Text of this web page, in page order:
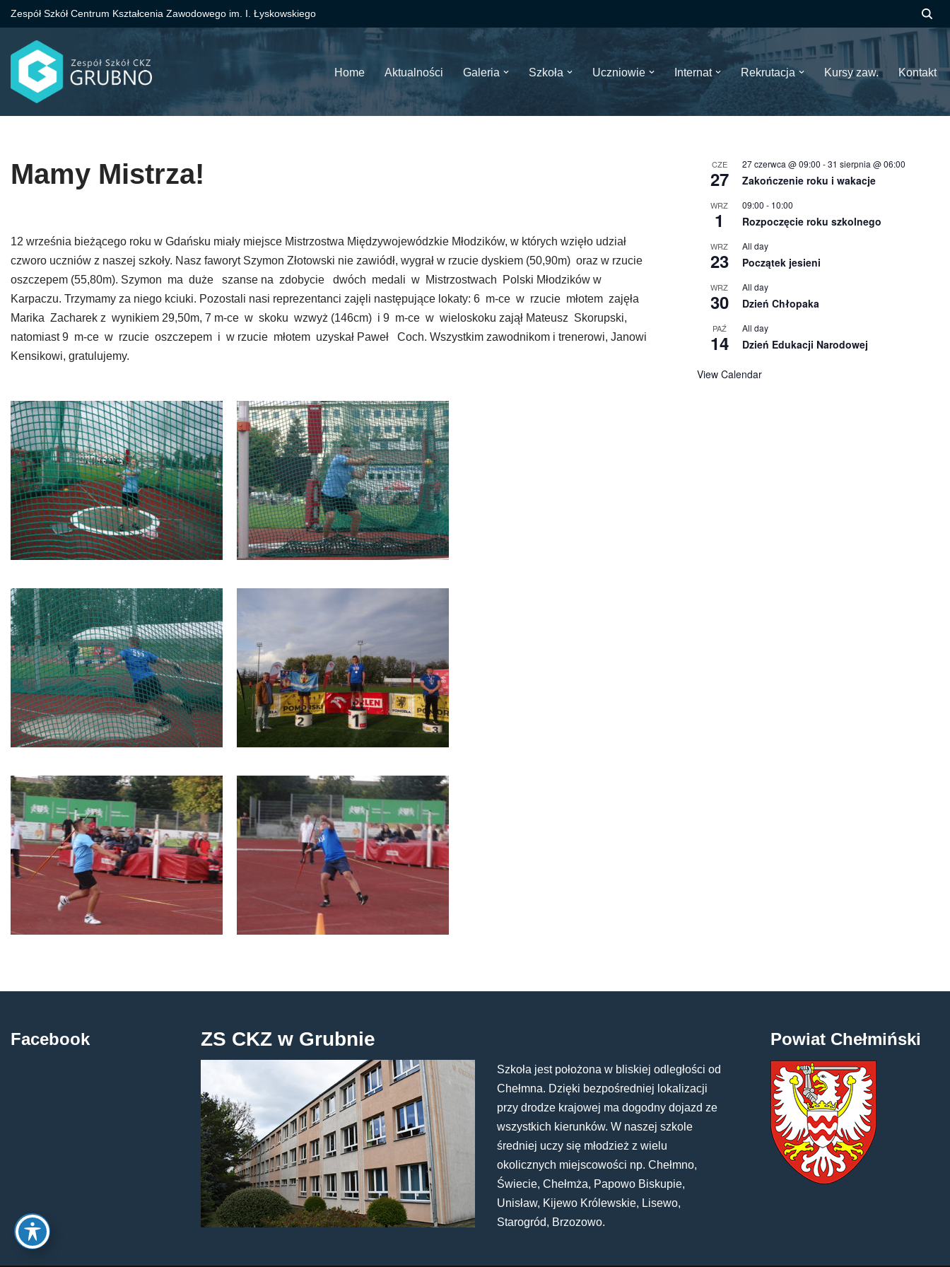
Przejdź
do
treści
Zespół Szkół Centrum Kształcenia Zawodowego im. I. Łyskowskiego
Home Aktualności Galeria Szkoła Uczniowie Internat Rekrutacja Kursy zaw. Kontakt
Mamy Mistrza!
12 września bieżącego roku w Gdańsku miały miejsce Mistrzostwa Międzywojewódzkie Młodzików, w których wzięło udział
czworo uczniów z naszej szkoły. Nasz faworyt Szymon Złotowski nie zawiódł, wygrał w rzucie dyskiem (50,90m) oraz w rzucie
oszczepem (55,80m). Szymon ma duże szanse na zdobycie dwóch medali w Mistrzostwach Polski Młodzików w
Karpaczu. Trzymamy za niego kciuki. Pozostali nasi reprezentanci zajęli następujące lokaty: 6 m-ce w rzucie młotem zajęła
Marika Zacharek z wynikiem 29,50m, 7 m-ce w skoku wzwyż (146cm) i 9 m-ce w wieloskoku zajął Mateusz Skorupski,
natomiast 9 m-ce w rzucie oszczepem i w rzucie młotem uzyskał Paweł Coch. Wszystkim zawodnikom i trenerowi, Janowi
Kensikowi, gratulujemy.
CZE
27
27 czerwca @ 09:00 -31 sierpnia @ 06:00
Zakończenie roku i wakacje
WRZ
1
09:00 - 10:00
Rozpoczęcie roku szkolnego
WRZ
23
All day
Początek jesieni
WRZ
30
All day
Dzień Chłopaka
PAŹ
14
All day
Dzień Edukacji Narodowej
View Calendar
Facebook ZS CKZ w Grubnie
Szkoła jest położona w bliskiej odległości od
Chełmna. Dzięki bezpośredniej lokalizacji
przy drodze krajowej ma dogodny dojazd ze
wszystkich kierunków. W naszej szkole
średniej uczy się młodzież z wielu
okolicznych miejscowości np. Chełmno,
Świecie, Chełmża, Papowo Biskupie,
Unisław, Kijewo Królewskie, Lisewo,
Starogród, Brzozowo.
Powiat Chełmiński